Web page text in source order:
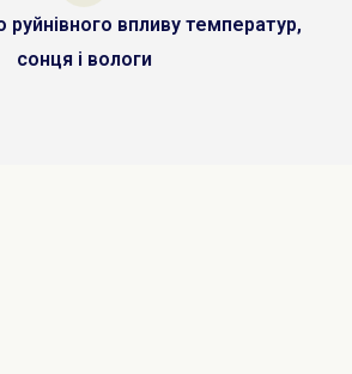
руйнівного впливу температур,
сонця і вологи